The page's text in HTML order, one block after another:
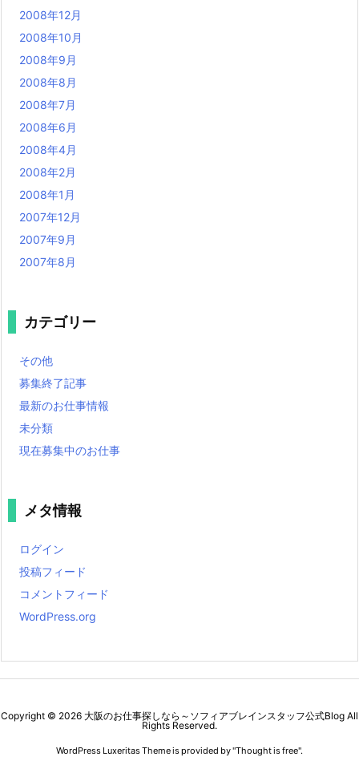
2008年12月
2008年10月
2008年9月
2008年8月
2008年7月
2008年6月
2008年4月
2008年2月
2008年1月
2007年12月
2007年9月
2007年8月
カテゴリー
その他
募集終了記事
最新のお仕事情報
未分類
現在募集中のお仕事
メタ情報
ログイン
投稿フィード
コメントフィード
WordPress.org
Copyright © 2026 大阪のお仕事探しなら～ソフィアブレインスタッフ公式Blog All
Rights Reserved.
WordPress Luxeritas Theme is provided by "Thought is free".